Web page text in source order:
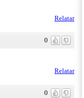
Relatar
0
Relatar
0